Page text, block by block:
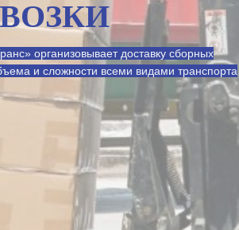
организовывает доставку сборных
и сложности всеми видами транспорта